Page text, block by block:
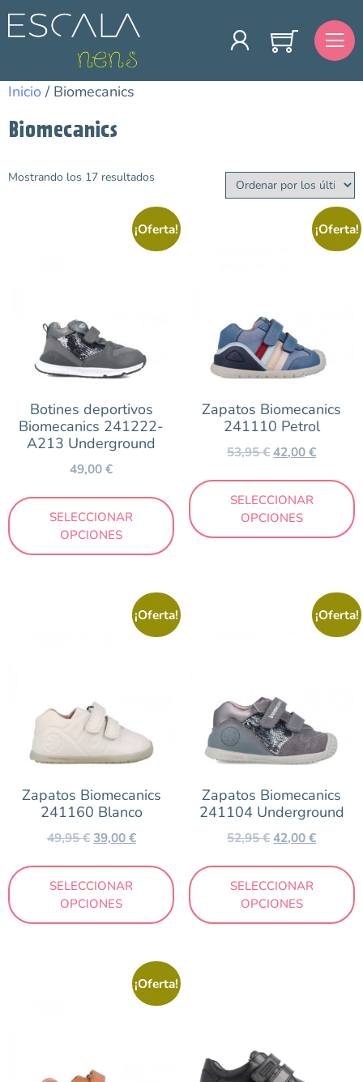
Inicio / Biomecanics
Biomecanics
Talla
18 19 20 21 22 23 24 25
26 27 28 29 31 32 35
41
Color
Negro
Marca
Biomecanics
Temporada
Primavera/Verano
Mostrando los 17 resultados
¡Oferta!
Botines deportivos
Biomecanics 241222-
A213 Underground
49,00€
SELECCIONAR
OPCIONES
¡Oferta!
Zapatos Biomecanics
241110 Petrol
53,95€ 42,00€
SELECCIONAR
OPCIONES
¡Oferta!
Zapatos Biomecanics
241160 Blanco
49,95€ 39,00€
SELECCIONAR
OPCIONES
¡Oferta!
Zapatos Biomecanics
241104 Underground
52,95€ 42,00€
SELECCIONAR
OPCIONES
¡Oferta!